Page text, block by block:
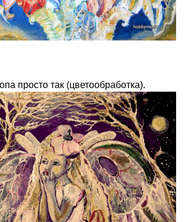
просто так (цветообработка).